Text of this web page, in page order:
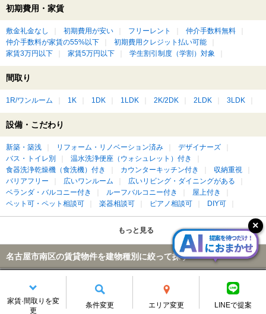
家賃·間取りを変
更
条件変更 エリア変更 LINEで提案
初期費用・家賃
敷金礼金なし 初期費用が安い フリーレント
仲介手数料無料
仲介手数料が家賃の55%以下
初期費用クレジット払い可能
家賃3万円以下
家賃5万円以下 学生割引制度（学割）対象
間取り
1R/ワンルーム 1K 1DK 1LDK 2K/2DK 2LDK 3LDK
設備・こだわり
新築・築浅 リフォーム・リノベーション済み
デザイナーズ
バス・トイレ別
温水洗浄便座（ウォシュレット）付き
食器洗浄乾燥機（食洗機）付き
カウンターキッチン付き
収納重視
バリアフリー
広いワンルーム
広いリビング・ダイニングがある
ベランダ・バルコニー付き
ルーフバルコニー付き
屋上付き
ペット可・ペット相談可
楽器相談可 ピアノ相談可 DIY可
もっと見る
名古屋市南区の賃貸物件を建物種別に絞って探す
アパート